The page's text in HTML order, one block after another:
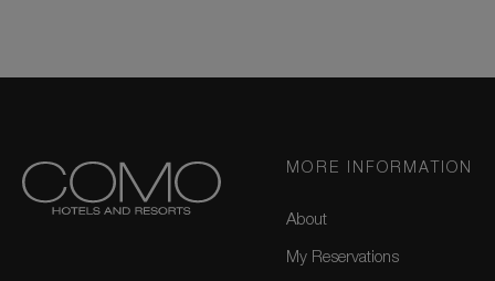
MORE INFORMATION
About
My Reservations